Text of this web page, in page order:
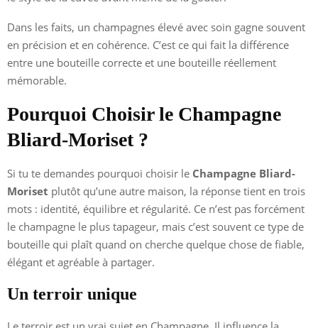
Dans les faits, un champagnes élevé avec soin gagne souvent
en précision et en cohérence. C’est ce qui fait la différence
entre une bouteille correcte et une bouteille réellement
mémorable.
Pourquoi Choisir le Champagne
Bliard-Moriset ?
Si tu te demandes pourquoi choisir le Champagne Bliard-
Moriset plutôt qu’une autre maison, la réponse tient en trois
mots : identité, équilibre et régularité. Ce n’est pas forcément
le champagne le plus tapageur, mais c’est souvent ce type de
bouteille qui plaît quand on cherche quelque chose de fiable,
élégant et agréable à partager.
Un terroir unique